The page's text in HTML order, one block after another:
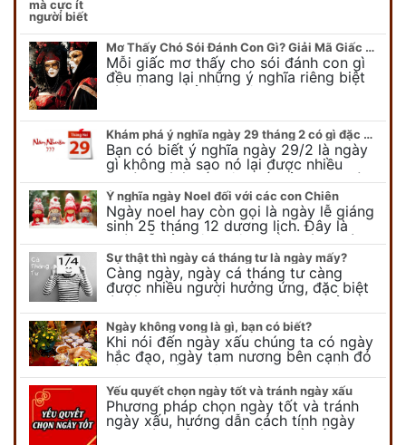
Mơ Thấy Chó Sói Đánh Con Gì? Giải Mã Giấc Mơ Bí Ẩn
Mỗi giấc mơ thấy cho sói đánh con gì
đều mang lại những ý nghĩa riêng biệt
và có thể phản ánh tâm trạng, suy nghĩ
Khám phá ý nghĩa ngày 29 tháng 2 có gì đặc biệt?
Bạn có biết ý nghĩa ngày 29/2 là ngày
gì không mà sao nó lại được nhiều
người chú ý đến vậy. Tất cả mọi người
đều cho rằng đây…
Ý nghĩa ngày Noel đối với các con Chiên
Ngày noel hay còn gọi là ngày lễ giáng
sinh 25 tháng 12 dương lịch. Đây là
ngày lễ của bên thiên chúa giáo, ngày
lễ thiên chúa giáng sinh,…
Sự thật thì ngày cá tháng tư là ngày mấy?
Càng ngày, ngày cá tháng tư càng
được nhiều người hưởng ứng, đặc biệt
là các bạn trẻ bởi họ sẽ nghĩ ra đủ trò
vui chơi, tinh nghịch, hài…
Ngày không vong là gì, bạn có biết?
Khi nói đến ngày xấu chúng ta có ngày
hắc đạo, ngày tam nương bên cạnh đó
còn có ngày không vong. Tuy nhiên khi
nói đến ngày không vong…
Yếu quyết chọn ngày tốt và tránh ngày xấu
Phương pháp chọn ngày tốt và tránh
ngày xấu, hướng dẫn cách tính ngày
tốt, ngày xấu trong tháng để tiến hành